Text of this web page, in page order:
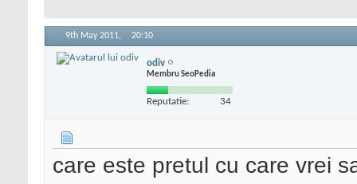
9th May 2011, 20:10
odiv
Membru SeoPedia
Reputatie: 34
care este pretul cu care vrei